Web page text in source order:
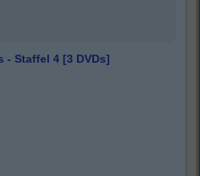
- Staffel 4 [3 DVDs]